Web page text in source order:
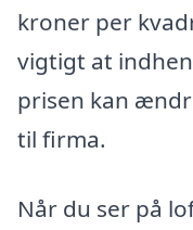
kroner per
vigtigt at
prisen kan
til firma.
Når du ser på